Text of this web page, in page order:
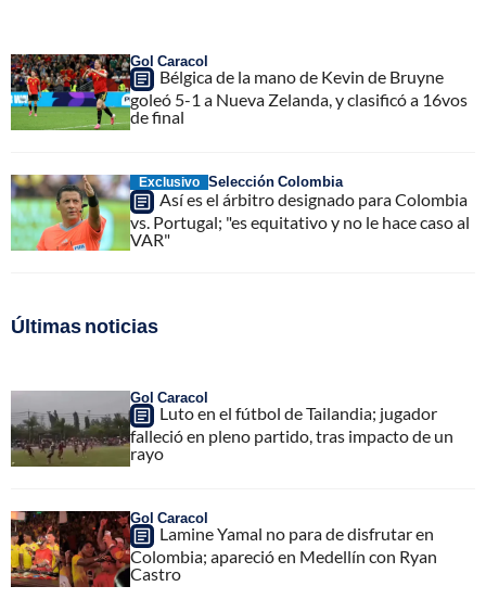
Gol Caracol
Bélgica de la mano de Kevin de Bruyne
goleó 5-1 a Nueva Zelanda, y clasificó a 16vos
de final
Exclusivo Selección Colombia
Así es el árbitro designado para Colombia
vs. Portugal; "es equitativo y no le hace caso al
VAR"
Últimas noticias
Gol Caracol
Luto en el fútbol de Tailandia; jugador
falleció en pleno partido, tras impacto de un
rayo
Gol Caracol
Lamine Yamal no para de disfrutar en
Colombia; apareció en Medellín con Ryan
Castro